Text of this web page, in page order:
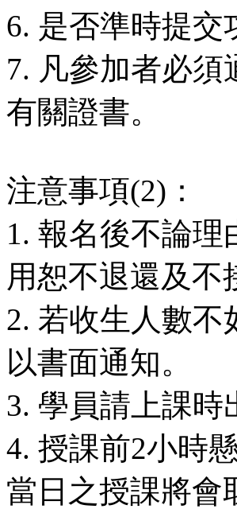
6. 是否準時提交
7. 凡參加者必
有關證書。
注意事項(2)：
1. 報名後不論
用恕不退還及不
2. 若收生人數
以書面通知。
3. 學員請上課
4. 授課前2小時
當日之授課將會